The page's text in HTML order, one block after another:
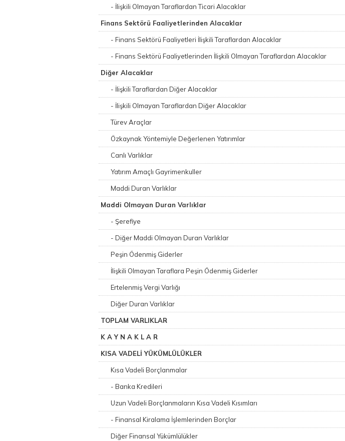
- İlişkili Olmayan Taraflardan Ticari Alacaklar
Finans Sektörü Faaliyetlerinden Alacaklar
- Finans Sektörü Faaliyetleri İlişkili Taraflardan Alacaklar
- Finans Sektörü Faaliyetlerinden İlişkili Olmayan Taraflardan Alacaklar
Diğer Alacaklar
- İlişkili Taraflardan Diğer Alacaklar
- İlişkili Olmayan Taraflardan Diğer Alacaklar
Türev Araçlar
Özkaynak Yöntemiyle Değerlenen Yatırımlar
Canlı Varlıklar
Yatırım Amaçlı Gayrimenkuller
Maddi Duran Varlıklar
Maddi Olmayan Duran Varlıklar
- Şerefiye
- Diğer Maddi Olmayan Duran Varlıklar
Peşin Ödenmiş Giderler
İlişkili Olmayan Taraflara Peşin Ödenmiş Giderler
Ertelenmiş Vergi Varlığı
Diğer Duran Varlıklar
TOPLAM VARLIKLAR
K A Y N A K L A R
KISA VADELİ YÜKÜMLÜLÜKLER
Kısa Vadeli Borçlanmalar
- Banka Kredileri
Uzun Vadeli Borçlanmaların Kısa Vadeli Kısımları
- Finansal Kiralama İşlemlerinden Borçlar
Diğer Finansal Yükümlülükler